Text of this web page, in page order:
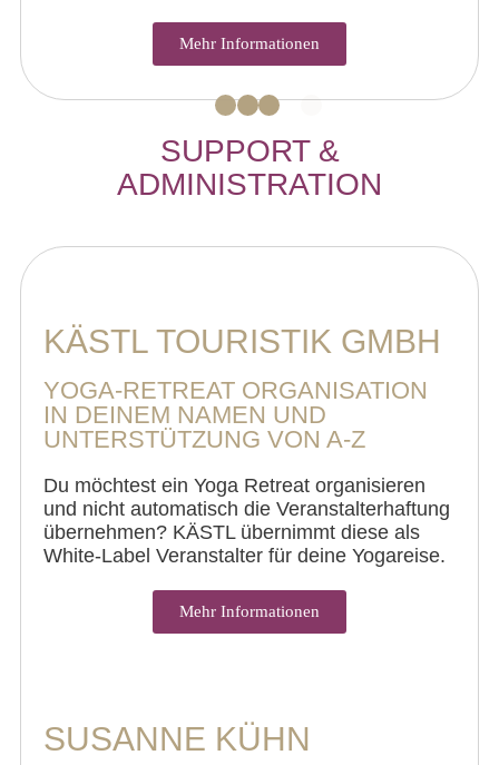
Mehr Informationen
SUPPORT &
ADMINISTRATION
KÄSTL TOURISTIK GMBH
YOGA-RETREAT ORGANISATION
IN DEINEM NAMEN UND
UNTERSTÜTZUNG VON A-Z
Du möchtest ein Yoga Retreat organisieren
und nicht automatisch die Veranstalterhaftung
übernehmen? KÄSTL übernimmt diese als
White-Label Veranstalter für deine Yogareise.
Mehr Informationen
SUSANNE KÜHN